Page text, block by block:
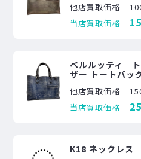
他店買取価格
当店買取価格
ベルルッティ ト
ザー トートバ
他店買取価格
当店買取価格
K18 ネックレス